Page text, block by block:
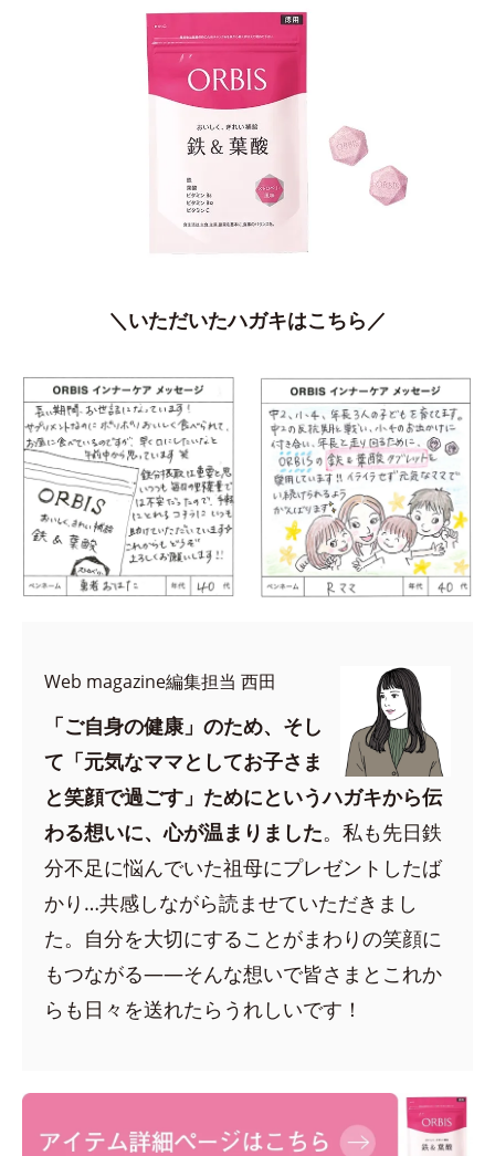
＼いただいたハガキはこちら／
Web magazine編集担当 西田
「ご自身の健康」のため、そし
て「元気なママとしてお子さま
と笑顔で過ごす」ためにというハガキから伝
わる想いに、心が温まりました。私も先日鉄
分不足に悩んでいた祖母にプレゼントしたば
かり…共感しながら読ませていただきまし
た。自分を大切にすることがまわりの笑顔に
もつながる——そんな想いで皆さまとこれか
らも日々を送れたらうれしいです！